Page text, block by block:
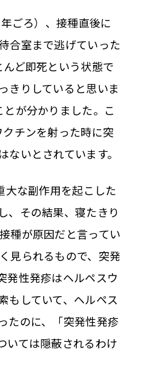
ごろ）、接種直後に
合室まで逃げていった
ど即死という状態で
きりしていると思いま
が分かりました。こ
チンを射った時に突
いとされています。
な副作用を起こした
、その結果、寝たきり
種が原因だと言ってい
見られるもので、突発
発性発疹はヘルペスウ
もしていて、ヘルペス
たのに、「突発性発疹
いては隠蔽されるわけ